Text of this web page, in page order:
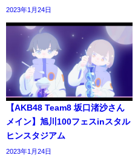
2023年1月24日
【AKB48 Team8 坂口渚沙さん
メイン】旭川100フェスinスタル
ヒンスタジアム
2023年1月24日